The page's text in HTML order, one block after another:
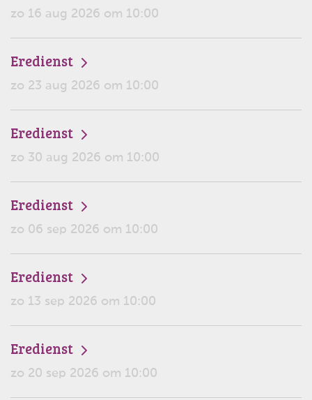
zo 16 aug 2026 om 10:00
Eredienst
zo 23 aug 2026 om 10:00
Eredienst
zo 30 aug 2026 om 10:00
Eredienst
zo 06 sep 2026 om 10:00
Eredienst
zo 13 sep 2026 om 10:00
Eredienst
zo 20 sep 2026 om 10:00